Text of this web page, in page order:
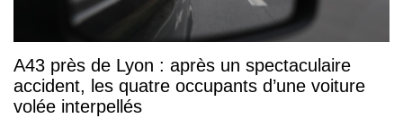
A43 près de Lyon : après un spectaculaire
accident, les quatre occupants d’une voiture
volée interpellés